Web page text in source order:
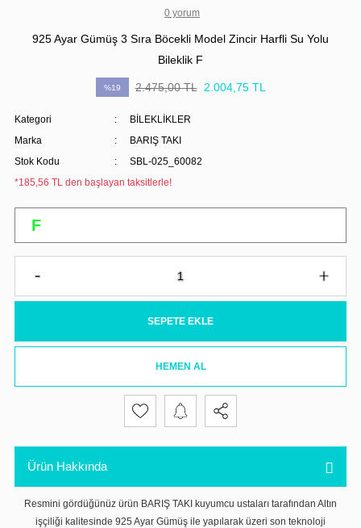
0 yorum
925 Ayar Gümüş 3 Sıra Böcekli Model Zincir Harfli Su Yolu
Bileklik F
%19 2.475,00 TL 2.004,75 TL
Kategori
BİLEKLİKLER
Marka
BARIŞ TAKI
Stok Kodu
SBL-025_60082
*185,56 TL den başlayan taksitlerle!
SEPETE EKLE
HEMEN AL
Ürün Hakkında
Resmini gördüğünüz ürün BARIŞ TAKI kuyumcu ustaları tarafından Altın
işçiliği kalitesinde 925 Ayar Gümüş ile yapılarak üzeri son teknoloji